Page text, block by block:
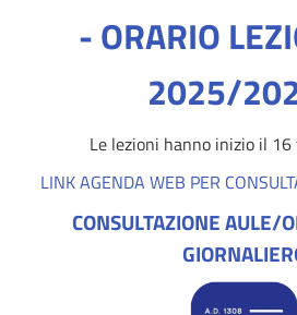
- ORARIO
2025/
Le lezioni hanno inizio il
LINK AGENDA WEB PER
CONSULTAZIONE AULE/